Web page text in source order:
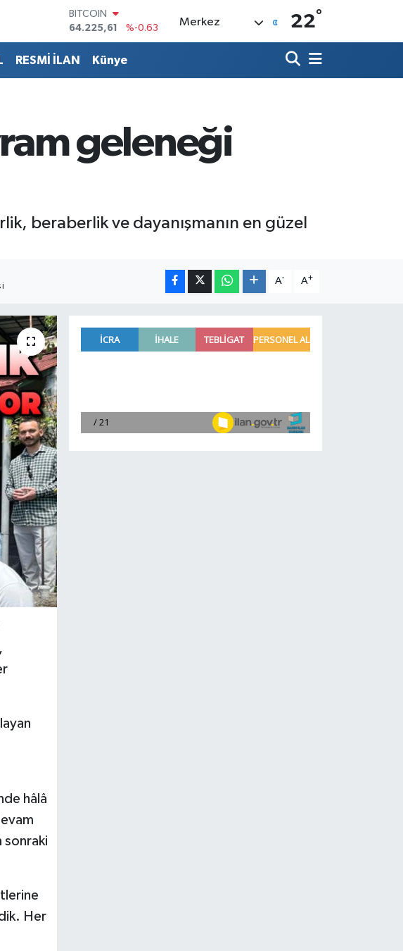
DOLAR
47,6704
%0
55,0406
%-0.08
STERLİN
BİST100
13.799
%70
Merkez 22°
RESMİ İLAN Künye
geleneği
beraberlik ve dayanışmanın en güzel
A- A+
hâlâ
sonraki
Her